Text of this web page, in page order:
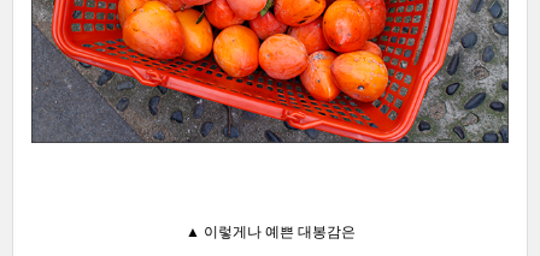
▲ 이렇게나 예쁜 대봉감은